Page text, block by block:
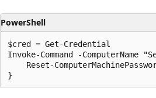
PowerShell
$cred = Get-Credential
Invoke-Command -
Reset-